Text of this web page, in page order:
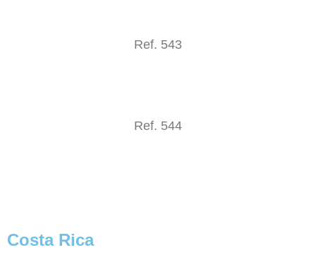
Ref. 543
Ref. 544
Costa Rica